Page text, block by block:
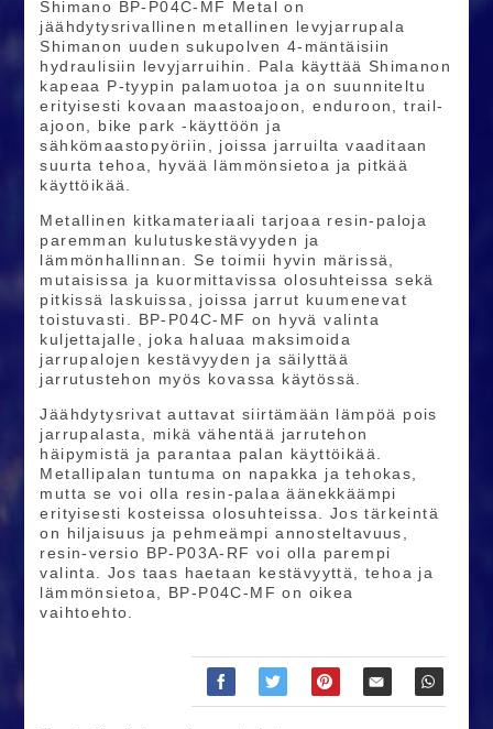
Shimano BP-P04C-MF Metal on
jäähdytysrivallinen metallinen levyjarrupala
Shimanon uuden sukupolven 4-mäntäisiin
hydraulisiin levyjarruihin. Pala käyttää Shimanon
kapeaa P-tyypin palamuotoa ja on suunniteltu
erityisesti kovaan maastoajoon, enduroon, trail-
ajoon, bike park -käyttöön ja
sähkömaastopyöriin, joissa jarruilta vaaditaan
suurta tehoa, hyvää lämmönsietoa ja pitkää
käyttöikää.
Metallinen kitkamateriaali tarjoaa resin-paloja
paremman kulutuskestävyyden ja
lämmönhallinnan. Se toimii hyvin märissä,
mutaisissa ja kuormittavissa olosuhteissa sekä
pitkissä laskuissa, joissa jarrut kuumenevat
toistuvasti. BP-P04C-MF on hyvä valinta
kuljettajalle, joka haluaa maksimoida
jarrupalojen kestävyyden ja säilyttää
jarrutustehon myös kovassa käytössä.
Jäähdytysrivat auttavat siirtämään lämpöä pois
jarrupalasta, mikä vähentää jarrutehon
häipymistä ja parantaa palan käyttöikää.
Metallipalan tuntuma on napakka ja tehokas,
mutta se voi olla resin-palaa äänekkäämpi
erityisesti kosteissa olosuhteissa. Jos tärkeintä
on hiljaisuus ja pehmeämpi annosteltavuus,
resin-versio BP-P03A-RF voi olla parempi
valinta. Jos taas haetaan kestävyyttä, tehoa ja
lämmönsietoa, BP-P04C-MF on oikea
vaihtoehto.